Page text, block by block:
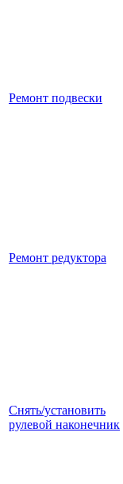
Ремонт подвески
Ремонт редуктора
Снять/установить
рулевой наконечник